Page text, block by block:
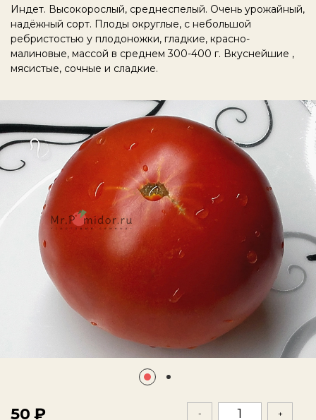
Индет. Высокорослый, среднеспелый. Очень урожайный,
надёжный сорт. Плоды округлые, с небольшой
ребристостью у плодоножки, гладкие, красно-
малиновые, массой в среднем 300-400 г. Вкуснейшие ,
мясистые, сочные и сладкие.
50 - +